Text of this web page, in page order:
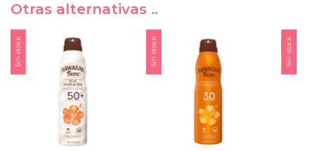
Otras alternativas ..
Sin stock Sin stock Sin stock